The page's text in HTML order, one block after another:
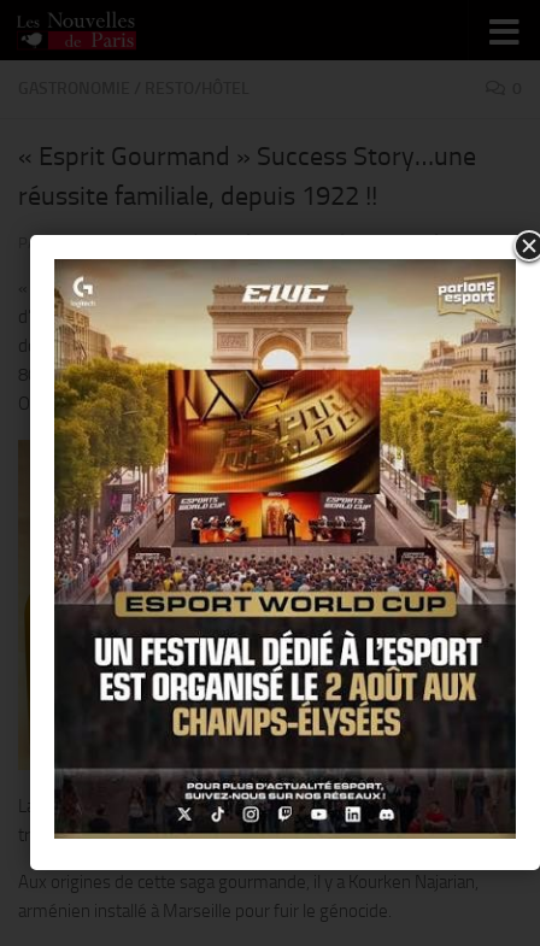
Skip to content
« Esprit Gourmand » Success Story…une
réussite familiale, depuis 1922 !!
PAR
« Esprit Gourmand » est présent dans plus de 80%
d’établissements d’hôtellerie et de restauration haut-de-gamme,
dont l’ensemble des Palaces en France, et référencé chez plus de
800 clients à travers le Monde, en Europe, en Asie et au Moyen-
Orient !!
La marque « Esprit Gourmand » est avant tout l’aboutissement du
travail et de la passion d’une seule et même famille, les Najarian.
Aux origines de cette saga gourmande, il y a Kourken Najarian,
arménien installé à Marseille pour fuir le génocide.